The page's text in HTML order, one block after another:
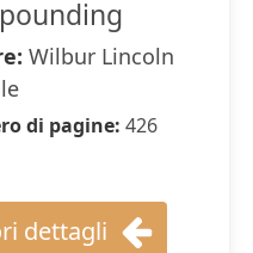
Wilbur Lincoln
di pagine: 426
dettagli